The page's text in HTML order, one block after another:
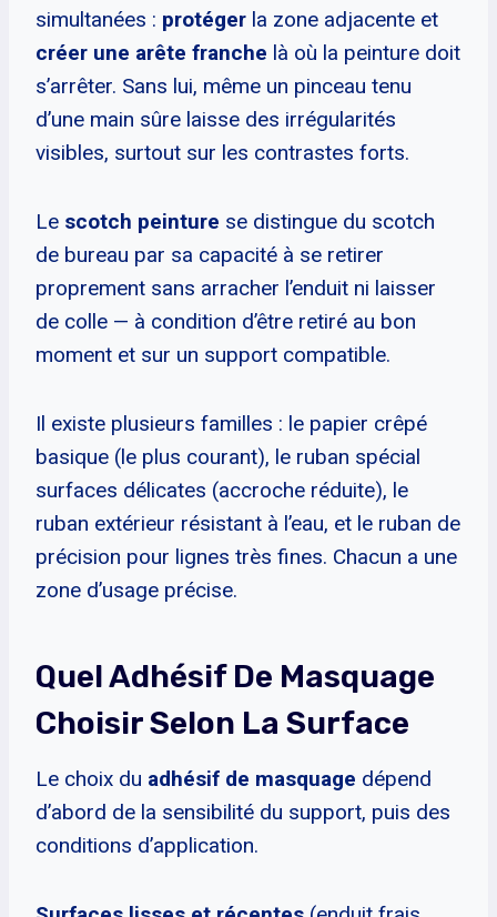
simultanées : protéger la zone adjacente et
créer une arête franche là où la peinture doit
s’arrêter. Sans lui, même un pinceau tenu
d’une main sûre laisse des irrégularités
visibles, surtout sur les contrastes forts.
Le scotch peinture se distingue du scotch
de bureau par sa capacité à se retirer
proprement sans arracher l’enduit ni laisser
de colle — à condition d’être retiré au bon
moment et sur un support compatible.
Il existe plusieurs familles : le papier crêpé
basique (le plus courant), le ruban spécial
surfaces délicates (accroche réduite), le
ruban extérieur résistant à l’eau, et le ruban de
précision pour lignes très fines. Chacun a une
zone d’usage précise.
Quel Adhésif De Masquage
Choisir Selon La Surface
Le choix du adhésif de masquage dépend
d’abord de la sensibilité du support, puis des
conditions d’application.